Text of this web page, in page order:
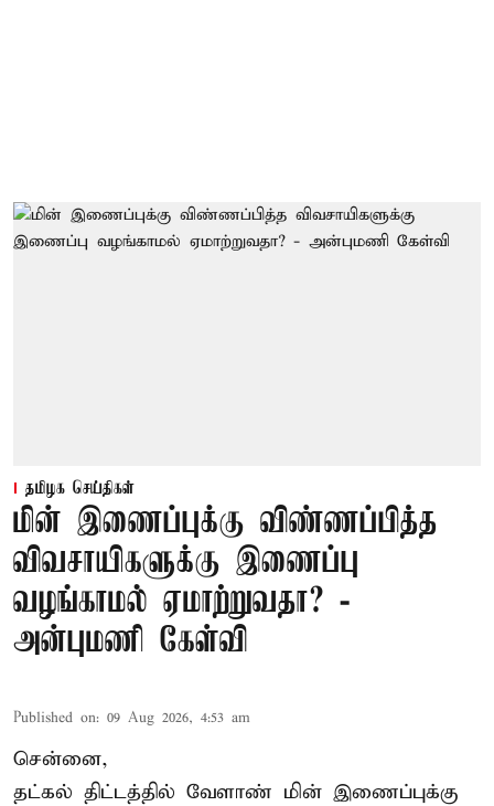
தமிழக செய்திகள்
மின் இணைப்புக்கு விண்ணப்பித்த
விவசாயிகளுக்கு இணைப்பு
வழங்காமல் ஏமாற்றுவதா? -
அன்புமணி கேள்வி
Published on: 09 Aug 2026, 4:53 am
சென்னை,
தட்கல் திட்டத்தில் வேளாண் மின் இணைப்புக்கு